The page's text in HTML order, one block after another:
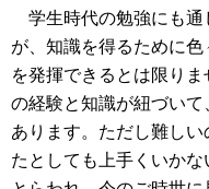
学生時代の勉強にも通
が、知識を得るために
を発揮できるとは限り
の経験と知識が紐づい
あります。ただし難し
たとしても上手くいか